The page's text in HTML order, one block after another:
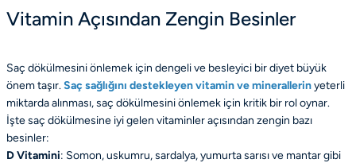
Vitamin Açısından Zengin Besinler
Saç dökülmesini önlemek için dengeli ve besleyici bir diyet büyük
önem taşır.Saç sağlığını destekleyen vitamin ve minerallerinyeterli
miktarda alınması, saç dökülmesini önlemek için kritik bir rol oynar.
İşte saç dökülmesine iyi gelen vitaminler açısından zengin bazı
besinler:
D Vitamini: Somon, uskumru, sardalya, yumurta sarısı ve mantar gibi